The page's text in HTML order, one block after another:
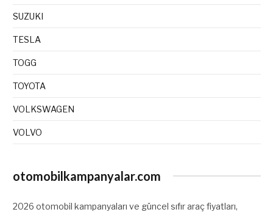
SUZUKI
TESLA
TOGG
TOYOTA
VOLKSWAGEN
VOLVO
otomobilkampanyalar.com
2026 otomobil kampanyaları ve güncel sıfır araç fiyatları,